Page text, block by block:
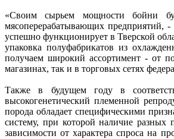
«Своим сырьем мощности бойни
мясоперерабатывающих предприятий,
успешно функционирует в Тверской
упаковка полуфабрикатов из
получаем широкий ассортимент - от
магазинах, так и в торговых сетях
Также в будущем году в
высокогенетический племенной
порода обладает специфическими
систему, при которой наличие разных
зависимости от характера спроса на